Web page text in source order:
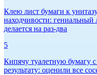
Клею лист бумаги к
находчивости: гениальный
делается на раз-два
5
Кипячу туалетную бумагу
результату: оценили все